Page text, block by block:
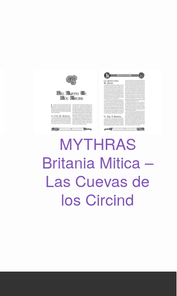
MYTHRAS
Britania Mitica –
Las Cuevas de
los Circind